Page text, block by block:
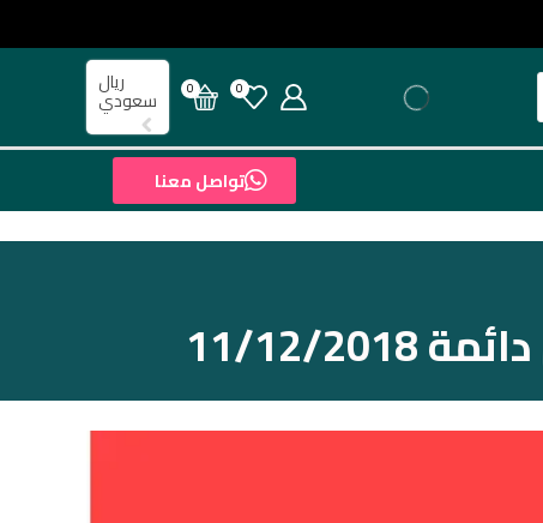
0
0 ريال
سعودي
تواصل معنا